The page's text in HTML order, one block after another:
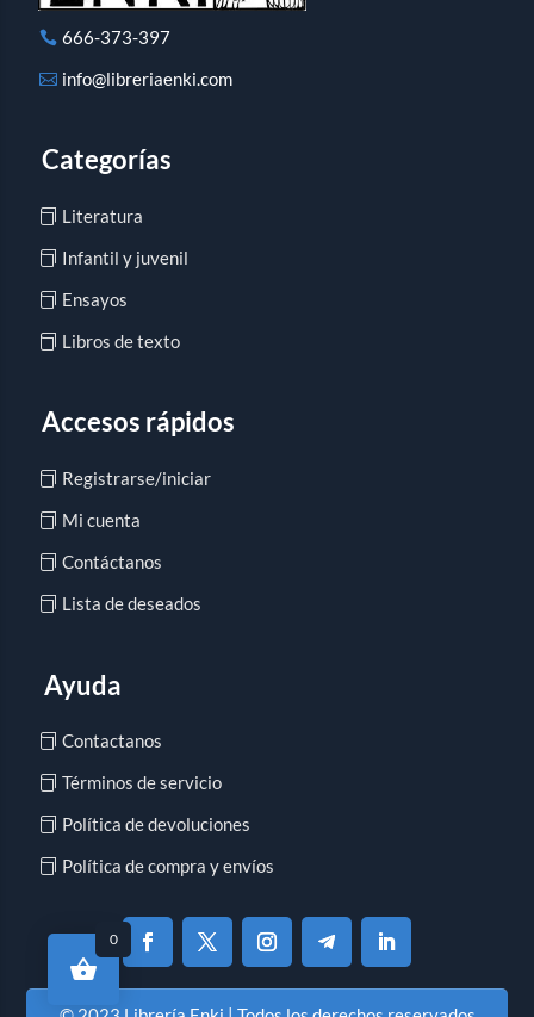
666-373-397
info@libreriaenki.com
Categorías
Literatura
Infantil y juvenil
Ensayos
Libros de texto
Accesos rápidos
Registrarse/iniciar
Mi cuenta
Contáctanos
Lista de deseados
Ayuda
Contactanos
Términos de servicio
Política de devoluciones
Política de compra y envíos
0